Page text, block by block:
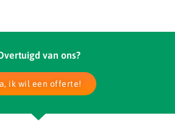
van ons?
ik wil een offerte!